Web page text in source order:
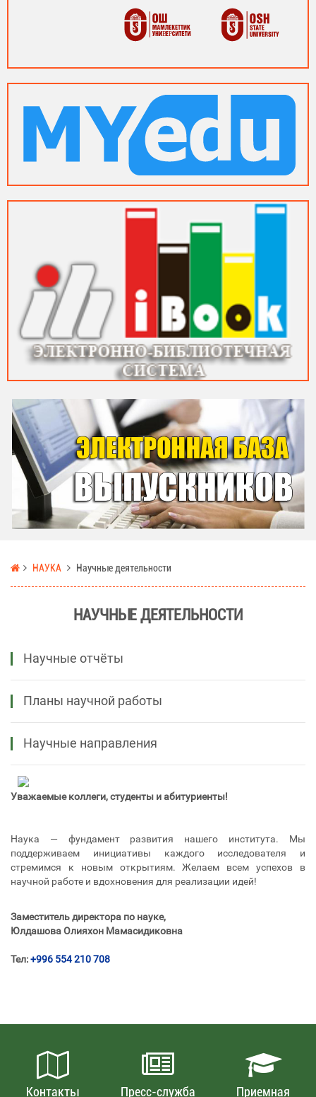
НАУКА Научные деятельности
НАУЧНЫЕ ДЕЯТЕЛЬНОСТИ
Научные отчёты
Планы научной работы
Научные направления
Уважаемые коллеги, студенты и абитуриенты!
Наука — фундамент развития нашего института. Мы
поддерживаем инициативы каждого исследователя и
стремимся к новым открытиям. Желаем всем успехов в
научной работе и вдохновения для реализации идей!
Заместитель директора по науке,
Юлдашова Олияхон Мамасидиковна
Тел:+996 554 210 708
Контакты Пресс-служба Приемная